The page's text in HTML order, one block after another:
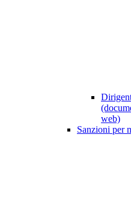
web)
Sanzioni per